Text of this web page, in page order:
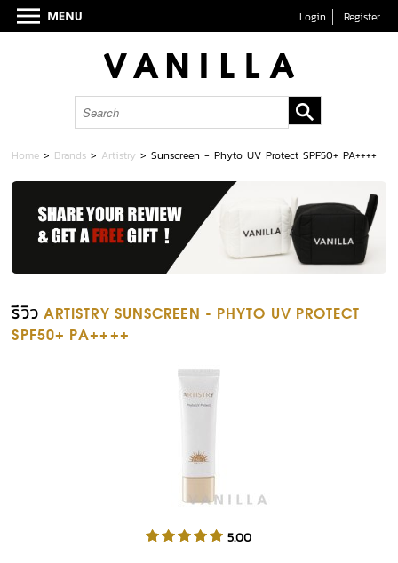
Login Register
Home > Brands > Artistry >Sunscreen - Phyto UV Protect SPF50+ PA++++
รีวิว ARTISTRY SUNSCREEN - PHYTO UV PROTECT
SPF50+ PA++++
5.00